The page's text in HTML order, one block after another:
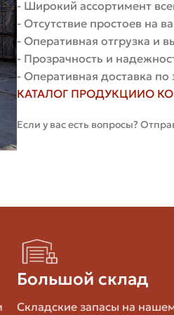
Для особо
Угловые, арочные,
сложности формы.
в регионах и у частных
Возьмём стандартный
Комментарий
Бюджетный
- Широкий ассортимент
- Отсутствие простоев на
- Оперативная отгрузка и
- Прозрачность и
- Оперативная доставка по
КАТАЛОГ ПРОДУКЦИИО
Если у вас есть вопросы?
Большой склад
Складские запасы на